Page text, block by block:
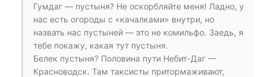
Гумдаг — пустыня? Не оскорбляйте меня! Ладно, у
нас есть огороды с «качалками» внутри, но
назвать нас пустыней — это не комильфо. Заедь, я
тебе покажу, какая тут пустыня.
Белек пустыня? Половина пути Небит-Даг —
Красноводск. Там таксисты притормаживают,